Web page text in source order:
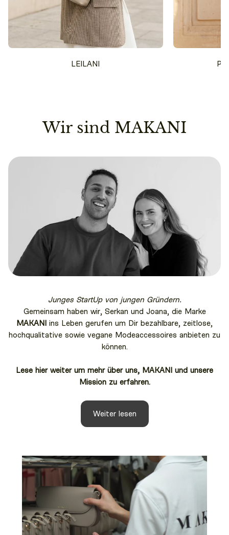
LEILANI
Wir sind MAKANI
Junges StartUp von jungen Gründern.
Gemeinsam haben wir, Serkan und Joana, die Marke
MAKANI
ins Leben gerufen um Dir bezahlbare, zeitlose,
hochqualitative sowie vegane Modeaccessoires anbieten zu
können.
Lese hier weiter um mehr über uns, MAKANI und unsere
Mission zu erfahren.
Weiter lesen